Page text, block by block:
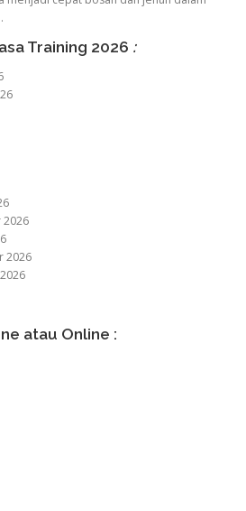
Training 2026 :
2026
2026
atau Online :